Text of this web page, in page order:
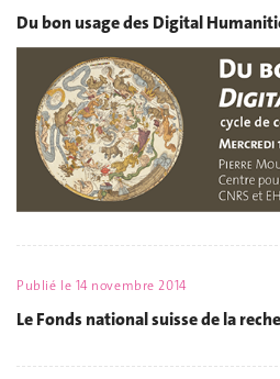
Du bon usage des Digital
Publié le 14 novembre 2014
Le Fonds national suisse de la